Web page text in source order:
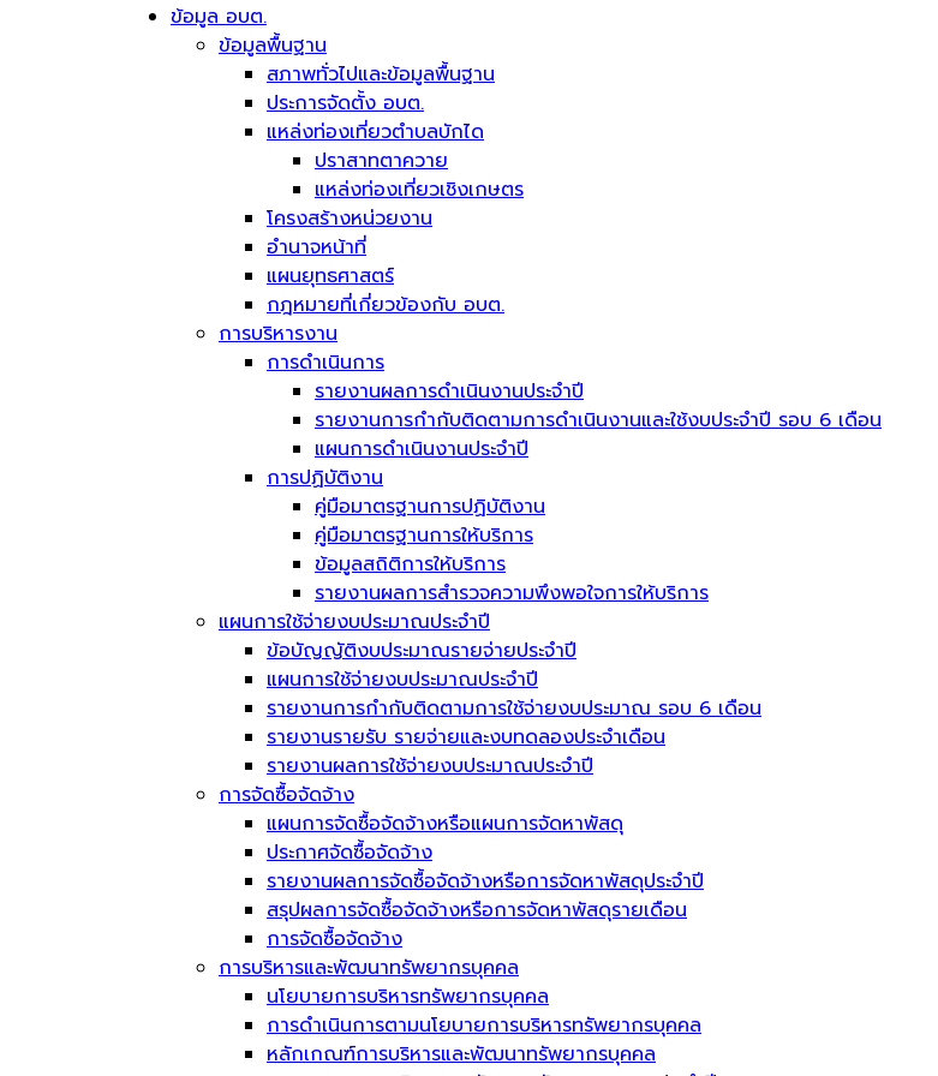
ข้อมูล อบต.
ข้อมูลพื้นฐาน
สภาพทั่วไปและข้อมูลพื้นฐาน
ประการจัดตั้ง อบต.
แหล่งท่องเที่ยวตำบลบักได
ปราสาทตาควาย
แหล่งท่องเที่ยวเชิงเกษตร
โครงสร้างหน่วยงาน
อำนาจหน้าที่
แผนยุทธศาสตร์
กฎหมายที่เกี่ยวข้องกับ อบต.
การบริหารงาน
การดำเนินการ
รายงานผลการดำเนินงานประจำปี
รายงานการกำกับติดตามการดำเนินงานและใช้งบประจำปี รอบ 6 เดือน
แผนการดำเนินงานประจำปี
การปฏิบัติงาน
คู่มือมาตรฐานการปฏิบัติงาน
คู่มือมาตรฐานการให้บริการ
ข้อมูลสถิติการให้บริการ
รายงานผลการสำรวจความพึงพอใจการให้บริการ
แผนการใช้จ่ายงบประมาณประจำปี
ข้อบัญญัติงบประมาณรายจ่ายประจำปี
แผนการใช้จ่ายงบประมาณประจำปี
รายงานการกำกับติดตามการใช้จ่ายงบประมาณ รอบ 6 เดือน
รายงานรายรับ รายจ่ายและงบทดลองประจำเดือน
รายงานผลการใช้จ่ายงบประมาณประจำปี
การจัดซื้อจัดจ้าง
แผนการจัดซื้อจัดจ้างหรือแผนการจัดหาพัสดุ
ประกาศจัดซื้อจัดจ้าง
รายงานผลการจัดซื้อจัดจ้างหรือการจัดหาพัสดุประจำปี
สรุปผลการจัดซื้อจัดจ้างหรือการจัดหาพัสดุรายเดือน
การจัดซื้อจัดจ้าง
การบริหารและพัฒนาทรัพยากรบุคคล
นโยบายการบริหารทรัพยากรบุคคล
การดำเนินการตามนโยบายการบริหารทรัพยากรบุคคล
หลักเกณฑ์การบริหารและพัฒนาทรัพยากรบุคคล